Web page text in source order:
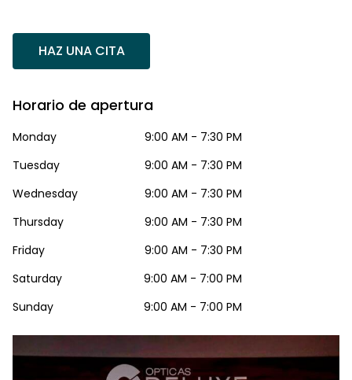
HAZ UNA CITA
Horario de apertura
Monday
9:00 AM - 7:30 PM
Tuesday
9:00 AM - 7:30 PM
Wednesday
9:00 AM - 7:30 PM
Thursday
9:00 AM - 7:30 PM
Friday
9:00 AM - 7:30 PM
Saturday
9:00 AM - 7:00 PM
Sunday
9:00 AM - 7:00 PM